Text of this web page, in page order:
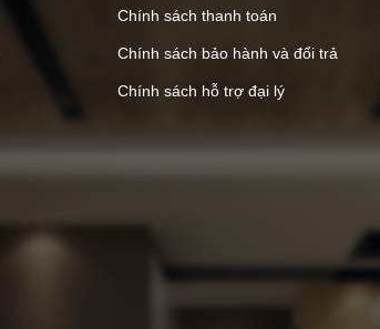
Chính sách thanh toán
Chính sách bảo hành và đổi trả
Chính sách hỗ trợ đại lý